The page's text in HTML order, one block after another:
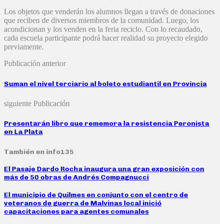
Los objetos que venderán los alumnos llegan a través de donaciones
que reciben de diversos miembros de la comunidad. Luego, los
acondicionan y los venden en la feria reciclo. Con lo recaudado,
cada escuela participante podrá hacer realidad su proyecto elegido
previamente.
Publicación anterior
Suman el nivel terciario al boleto estudiantil en Provincia
siguiente Publicación
Presentarán libro que rememora la resistencia Peronista
en La Plata
También en info135
El Pasaje Dardo Rocha inaugura una gran exposición con
más de 50 obras de Andrés Compagnucci
El municipio de Quilmes en conjunto con el centro de
veteranos de guerra de Malvinas local inició
capacitaciones para agentes comunales